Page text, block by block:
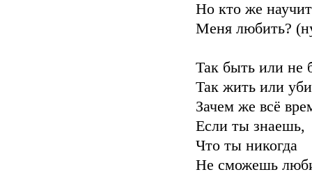
Но кто же научит
Меня любить?
Так быть или не
Так жить или
Зачем же всё
Если ты знаешь,
Что ты никогда
Не сможешь